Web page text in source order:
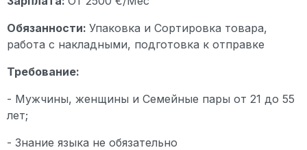
Обязанности: Упаковка и Сортировка товара,
работа с накладными, подготовка к отправке
Требование:
- Мужчины, женщины и Семейные пары от 21 до 55
лет;
- Знание языка не обязательно